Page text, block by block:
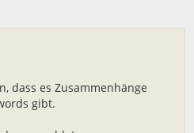
dass es Zusammenhänge
gibt.